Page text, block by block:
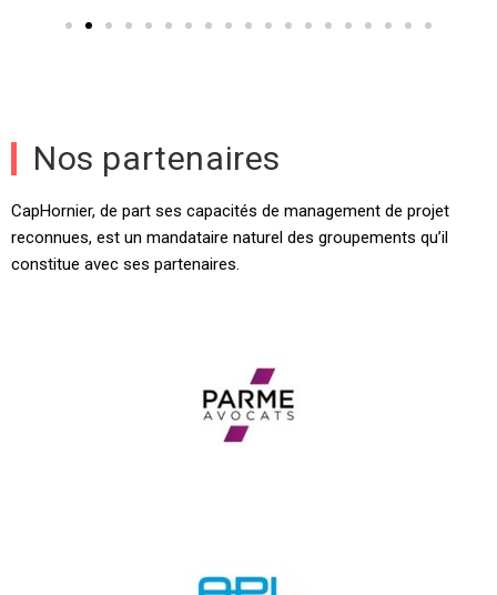
Nos partenaires
CapHornier, de part ses capacités de management de projet
reconnues, est un mandataire naturel des groupements qu’il
constitue avec ses partenaires.